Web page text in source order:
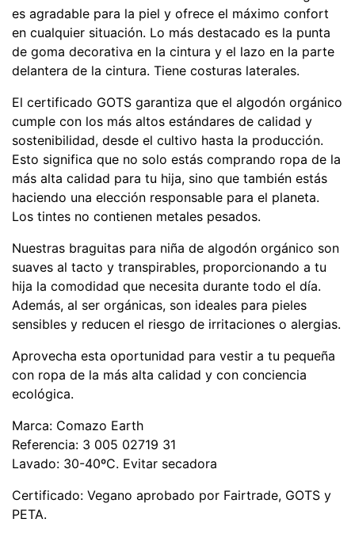
es agradable para la piel y ofrece el máximo confort
en cualquier situación. Lo más destacado es la punta
de goma decorativa en la cintura y el lazo en la parte
delantera de la cintura. Tiene costuras laterales.
El certificado GOTS garantiza que el algodón orgánico
cumple con los más altos estándares de calidad y
sostenibilidad, desde el cultivo hasta la producción.
Esto significa que no solo estás comprando ropa de la
más alta calidad para tu hija, sino que también estás
haciendo una elección responsable para el planeta.
Los tintes no contienen metales pesados.
Nuestras braguitas para niña de algodón orgánico son
suaves al tacto y transpirables, proporcionando a tu
hija la comodidad que necesita durante todo el día.
Además, al ser orgánicas, son ideales para pieles
sensibles y reducen el riesgo de irritaciones o alergias.
Aprovecha esta oportunidad para vestir a tu pequeña
con ropa de la más alta calidad y con conciencia
ecológica.
Marca: Comazo Earth
Referencia: 3 005 02719 31
Lavado: 30-40ºC. Evitar secadora
Certificado: Vegano aprobado por Fairtrade, GOTS y
PETA.​